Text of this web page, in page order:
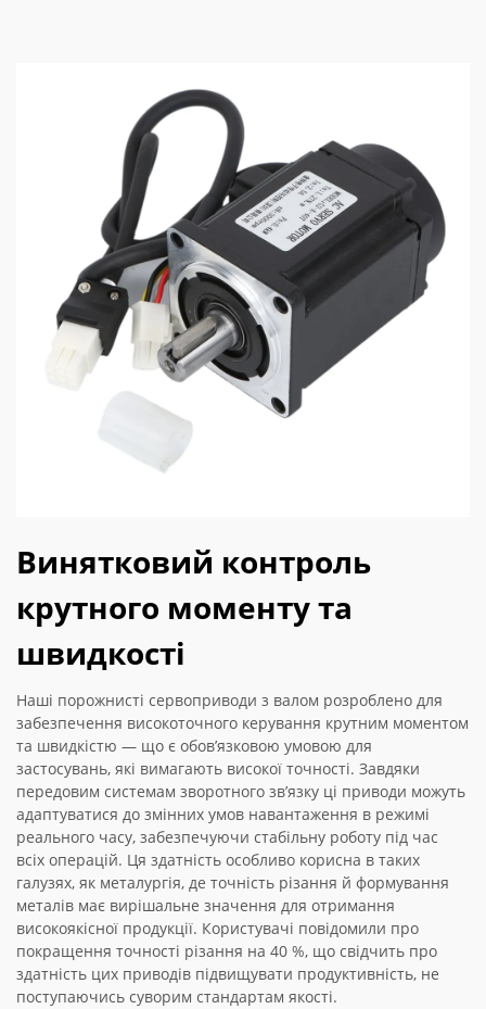
Винятковий контроль
крутного моменту та
швидкості
Наші порожнисті сервоприводи з валом розроблено для
забезпечення високоточного керування крутним моментом
та швидкістю — що є обов’язковою умовою для
застосувань, які вимагають високої точності. Завдяки
передовим системам зворотного зв’язку ці приводи можуть
адаптуватися до змінних умов навантаження в режимі
реального часу, забезпечуючи стабільну роботу під час
всіх операцій. Ця здатність особливо корисна в таких
галузях, як металургія, де точність різання й формування
металів має вирішальне значення для отримання
високоякісної продукції. Користувачі повідомили про
покращення точності різання на 40 %, що свідчить про
здатність цих приводів підвищувати продуктивність, не
поступаючись суворим стандартам якості.